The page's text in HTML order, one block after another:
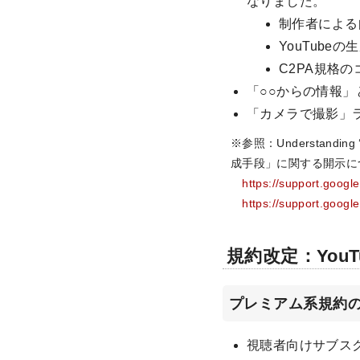
制作者によ
YouTubeの
C2PA規格の
「○○からの情報
「カメラで撮影
※参照：Understanding
成手段」に関する開示
https://
https://
規約改定：
プレミアム系規約
視聴者向けサブス